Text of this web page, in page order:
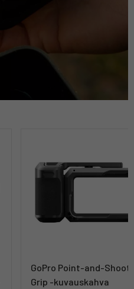
GoPro Point-and-Shoot
Grip -kuvauskahva